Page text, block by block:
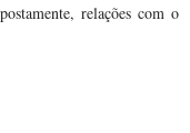
relações com o